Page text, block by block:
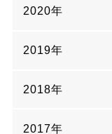
2020年
2019年
2018年
2017年